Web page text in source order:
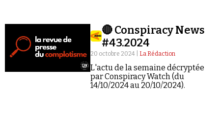
Demander à Vera
🔴 Conspiracy News
#43.2024
20 octobre 2024 | La Rédaction
L'actu de la semaine décryptée
par Conspiracy Watch (du
14/10/2024 au 20/10/2024).